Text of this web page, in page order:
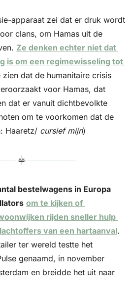
apparaat zei dat er druk wordt
clans, om Hamas uit de
Ze denken echter niet dat
is om een regimewisseling tot
zien dat de humanitaire crisis
voor Hamas, dat
dat er vanuit dichtbevolkte
om te voorkomen dat de
Haaretz/ cursief mijn)
bestelwagens in Europa
om te kijken of
rijden sneller hulp
van een hartaanval.
ter wereld testte het
genaamd, in november
en breidde het uit naar